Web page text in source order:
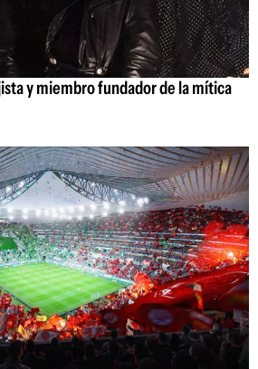
y miembro fundador de la mítica